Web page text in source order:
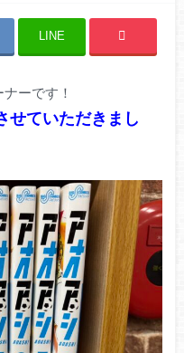
LINE
ーです！
せていただきまし